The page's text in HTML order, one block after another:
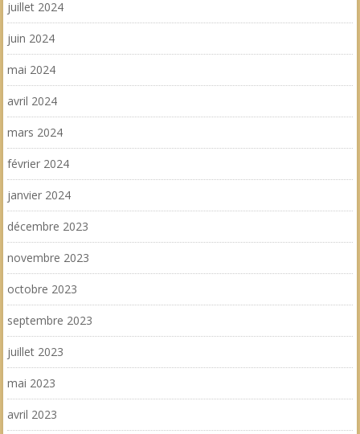
juillet 2024
juin 2024
mai 2024
avril 2024
mars 2024
février 2024
janvier 2024
décembre 2023
novembre 2023
octobre 2023
septembre 2023
juillet 2023
mai 2023
avril 2023